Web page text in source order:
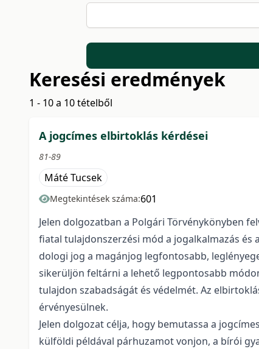
Keresési eredmények
1 - 10 a 10 tételből
A jogcímes elbirtoklás kérdései
81-89
Máté Tucsek
Megtekintések száma:601
Jelen dolgozatban a Polgári Törvénykönyben
fiatal tulajdonszerzési mód a jogalkalmazás
dologi jog a magánjog legfontosabb,
sikerüljön feltárni a lehető legpontosabb
tulajdon szabadságát és védelmét. Az
érvényesülnek.
Jelen dolgozat célja, hogy bemutassa a
külföldi példával párhuzamot vonjon, a bírói